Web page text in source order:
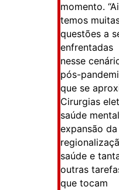
momento.
temos
questões a
enfrentadas
nesse
pós-
que se
Cirurgias
saúde
expansão da
saúde e
outras
que tocam